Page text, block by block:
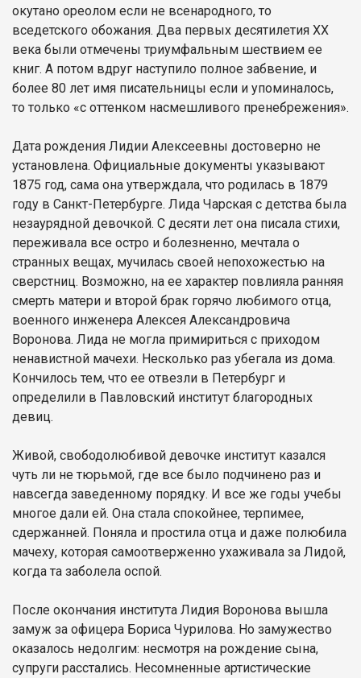
окутано ореолом если не всенародного, то
вседетского обожания. Два первых десятилетия XX
века были отмечены триумфальным шествием ее
книг. А потом вдруг наступило полное забвение, и
более 80 лет имя писательницы если и упоминалось,
то только «с оттенком насмешливого пренебрежения».
Дата рождения Лидии Алексеевны достоверно не
установлена. Официальные документы указывают
1875 год, сама она утверждала, что родилась в 1879
году в Санкт-Петербурге. Лида Чарская с детства была
незаурядной девочкой. С десяти лет она писала стихи,
переживала все остро и болезненно, мечтала о
странных вещах, мучилась своей непохожестью на
сверстниц. Возможно, на ее характер повлияла ранняя
смерть матери и второй брак горячо любимого отца,
военного инженера Алексея Александровича
Воронова. Лида не могла примириться с приходом
ненавистной мачехи. Несколько раз убегала из дома.
Кончилось тем, что ее отвезли в Петербург и
определили в Павловский институт благородных
девиц.
Живой, свободолюбивой девочке институт казался
чуть ли не тюрьмой, где все было подчинено раз и
навсегда заведенному порядку. И все же годы учебы
многое дали ей. Она стала спокойнее, терпимее,
сдержанней. Поняла и простила отца и даже полюбила
мачеху, которая самоотверженно ухаживала за Лидой,
когда та заболела оспой.
После окончания института Лидия Воронова вышла
замуж за офицера Бориса Чурилова. Но замужество
оказалось недолгим: несмотря на рождение сына,
супруги расстались. Несомненные артистические